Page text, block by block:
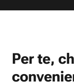
Per te,